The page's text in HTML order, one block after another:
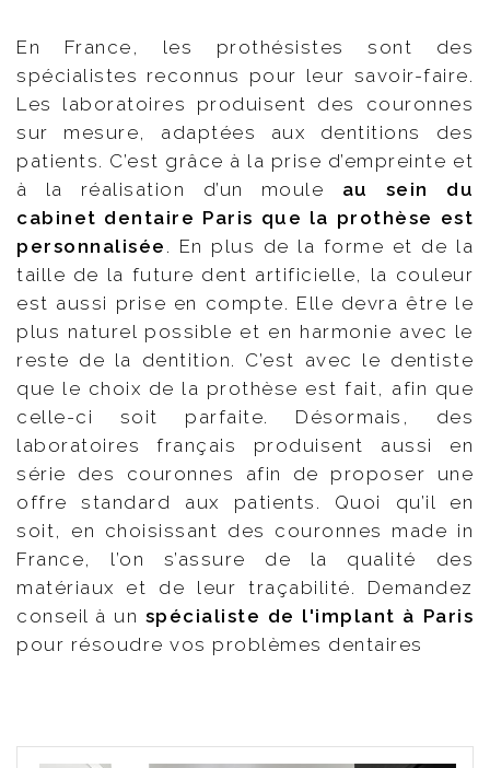
En France, les prothésistes sont des
spécialistes reconnus pour leur savoir-faire.
Les laboratoires produisent des couronnes
sur mesure, adaptées aux dentitions des
patients. C’est grâce à la prise d’empreinte et
à la réalisation d’un moule au sein du
cabinet dentaire Paris que la prothèse est
personnalisée . En plus de la forme et de la
taille de la future dent artificielle, la couleur
est aussi prise en compte. Elle devra être le
plus naturel possible et en harmonie avec le
reste de la dentition. C’est avec le dentiste
que le choix de la prothèse est fait, afin que
celle-ci soit parfaite. Désormais, des
laboratoires français produisent aussi en
série des couronnes afin de proposer une
offre standard aux patients. Quoi qu’il en
soit, en choisissant des couronnes made in
France, l’on s’assure de la qualité des
matériaux et de leur traçabilité. Demandez
conseil à un spécialiste de l'implant à Paris
pour résoudre vos problèmes dentaires